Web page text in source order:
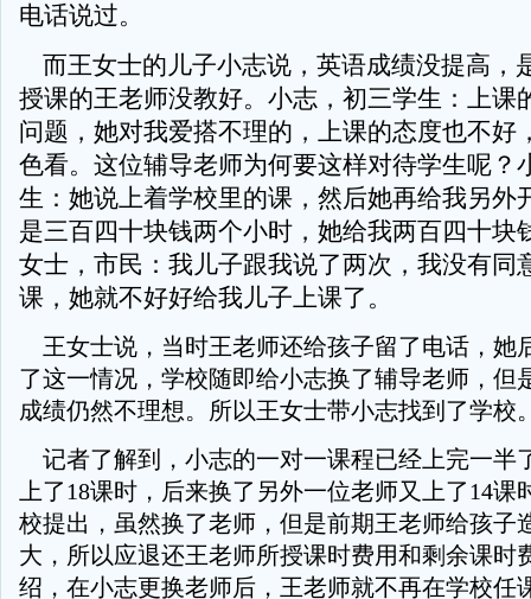
电话说过。
而王女士的儿子小志说，英语成绩没提高，
授课的王老师没教好。小志，初三学生：上课
问题，她对我爱搭不理的，上课的态度也不好
色看。这位辅导老师为何要这样对待学生呢？
生：她说上着学校里的课，然后她再给我另外
是三百四十块钱两个小时，她给我两百四十块
女士，市民：我儿子跟我说了两次，我没有同
课，她就不好好给我儿子上课了。
王女士说，当时王老师还给孩子留了电话，她
了这一情况，学校随即给小志换了辅导老师，但
成绩仍然不理想。所以王女士带小志找到了学校
记者了解到，小志的一对一课程已经上完一半
上了18课时，后来换了另外一位老师又上了14课
校提出，虽然换了老师，但是前期王老师给孩子
大，所以应退还王老师所授课时费用和剩余课时
绍，在小志更换老师后，王老师就不再在学校任